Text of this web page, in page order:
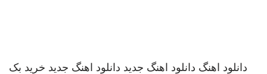
دانلود اهنگ دانلود اهنگ جدید دانلود اهنگ جدید خرید بک